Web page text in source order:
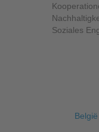
Soziales
België